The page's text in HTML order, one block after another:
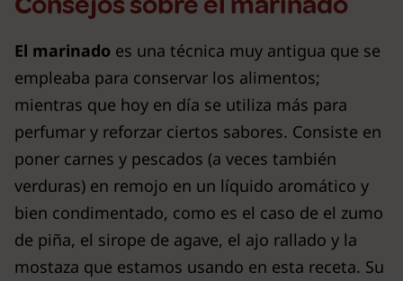
El marinado es una técnica muy antigua que se
empleaba para conservar los alimentos;
mientras que hoy en día se utiliza más para
perfumar y reforzar ciertos sabores. Consiste en
poner carnes y pescados (a veces también
verduras) en remojo en un líquido aromático y
bien condimentado, como es el caso de el zumo
de piña, el sirope de agave, el ajo rallado y la
mostaza que estamos usando en esta receta. Su